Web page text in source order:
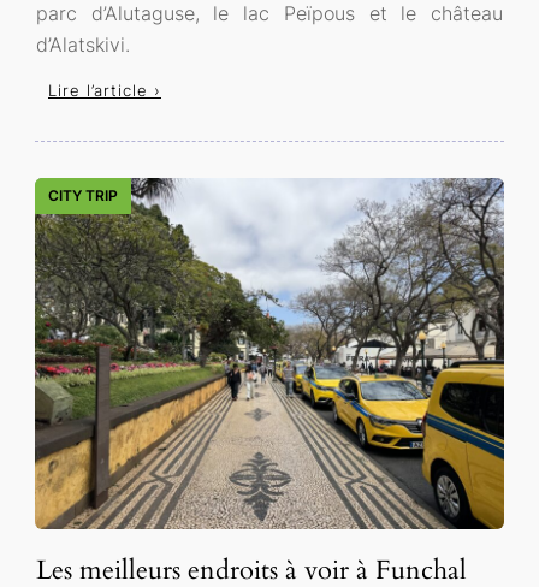
parc d’Alutaguse, le lac Peïpous et le château
d’Alatskivi.
Lire l’article ›
CITY TRIP
Les meilleurs endroits à voir à Funchal